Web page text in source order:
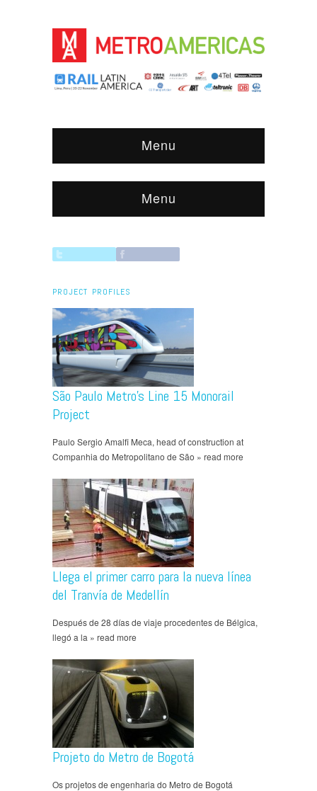
Menu
Menu
PROJECT PROFILES
São Paulo Metro’s Line 15 Monorail
Project
Paulo Sergio Amalfi Meca, head of construction at
Companhia do Metropolitano de São » read more
Llega el primer carro para la nueva línea
del Tranvía de Medellín
Después de 28 días de viaje procedentes de Bélgica,
llegó a la » read more
Projeto do Metro de Bogotá
Os projetos de engenharia do Metro de Bogotá